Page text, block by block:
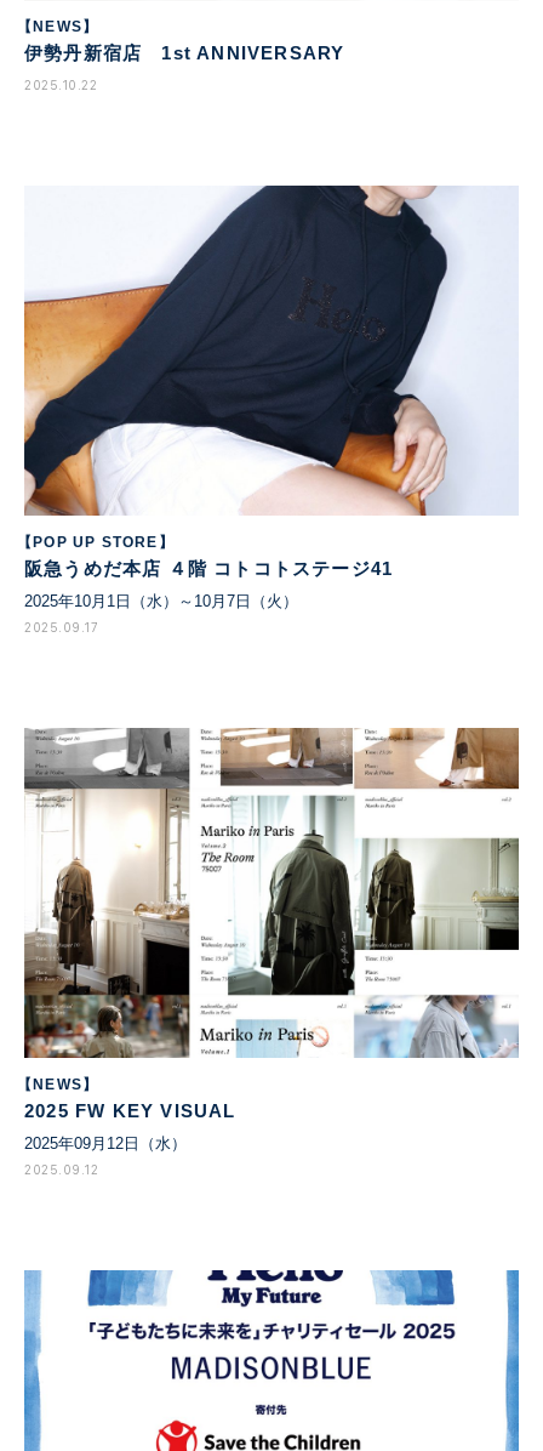
【NEWS】
伊勢丹新宿店 1st ANNIVERSARY
2025.10.22
【POP UP STORE】
阪急うめだ本店 ４階 コトコトステージ41
2025年10月1日（水）～10月7日（火）
2025.09.17
【NEWS】
2025 FW KEY VISUAL
2025年09月12日（水）
2025.09.12